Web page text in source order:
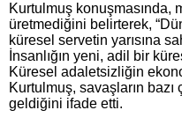
Kurtulmuş konuşmasında,
üretmediğini belirterek,
küresel servetin yarısına
İnsanlığın yeni, adil bir
Küresel adaletsizliğin
Kurtulmuş, savaşların
geldiğini ifade etti.